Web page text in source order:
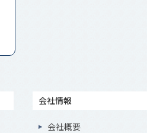
会社情報
会社概要